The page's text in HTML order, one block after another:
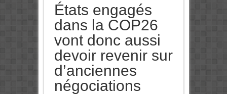
États engagés
dans la COP26
vont donc aussi
devoir revenir sur
d’anciennes
négociations